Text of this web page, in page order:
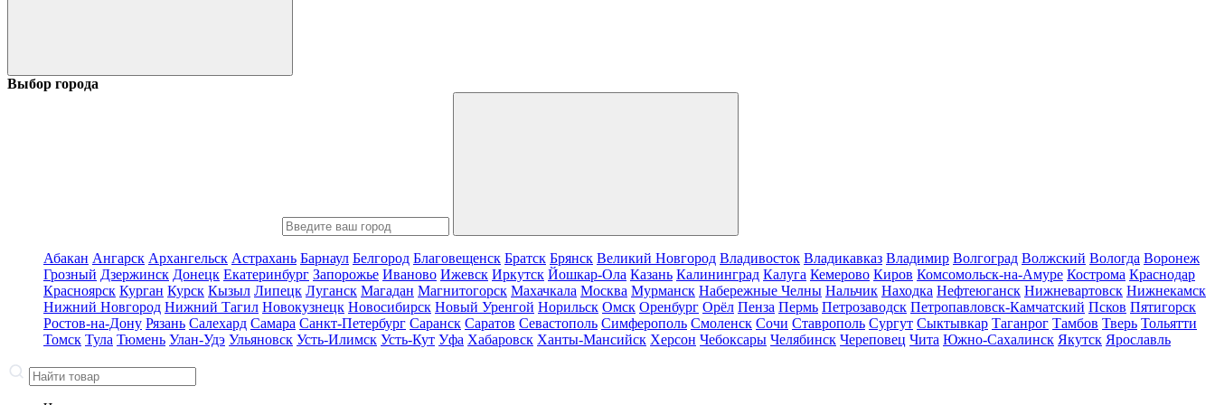
Выбор города
Абакан Ангарск Архангельск Астрахань Барнаул Белгород Благовещенск Братск Брянск Великий Новгород Владивосток Владикавказ Владимир Волгоград Волжский Вологда Воронеж
Грозный Дзержинск Донецк Екатеринбург Запорожье Иваново Ижевск Иркутск Йошкар-Ола Казань Калининград Калуга Кемерово Киров Комсомольск-на-Амуре Кострома Краснодар
Красноярск Курган Курск Кызыл Липецк Луганск Магадан Магнитогорск Махачкала Москва Мурманск Набережные Челны Нальчик Находка Нефтеюганск Нижневартовск Нижнекамск
Нижний Новгород Нижний Тагил Новокузнецк Новосибирск Новый Уренгой Норильск Омск Оренбург Орёл Пенза Пермь Петрозаводск Петропавловск-Камчатский Псков Пятигорск
Ростов-на-Дону Рязань Салехард Самара Санкт-Петербург Саранск Саратов Севастополь Симферополь Смоленск Сочи Ставрополь Сургут Сыктывкар Таганрог Тамбов Тверь Тольятти
Томск Тула Тюмень Улан-Удэ Ульяновск Усть-Илимск Усть-Кут Уфа Хабаровск Ханты-Мансийск Херсон Чебоксары Челябинск Череповец Чита Южно-Сахалинск Якутск Ярославль